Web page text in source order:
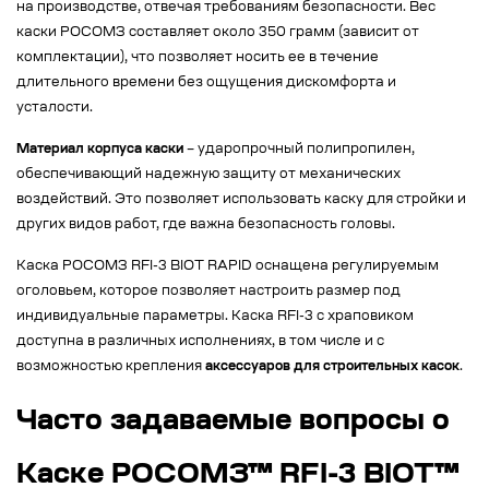
на производстве, отвечая требованиям безопасности. Вес
каски РОСОМЗ составляет около 350 грамм (зависит от
комплектации), что позволяет носить ее в течение
длительного времени без ощущения дискомфорта и
усталости.
Материал корпуса каски – ударопрочный полипропилен,
обеспечивающий надежную защиту от механических
воздействий. Это позволяет использовать каску для стройки и
других видов работ, где важна безопасность головы.
Каска РОСОМЗ RFI-3 BIOT RAPID оснащена регулируемым
оголовьем, которое позволяет настроить размер под
индивидуальные параметры. Каска RFI-3 с храповиком
доступна в различных исполнениях, в том числе и с
возможностью крепления аксессуаров для строительных касок.
Часто задаваемые вопросы о
Каске РОСОМЗ™ RFI-3 BIOT™